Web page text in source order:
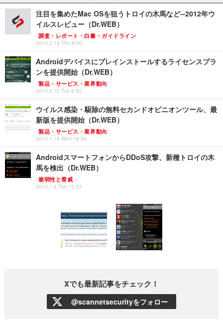
注目を集めたMac OSを狙うトロイの木馬など--2012年ウ
イルスレビュー（Dr.WEB）
調査・レポート・白書・ガイドライン
2013.2.14 Thu 8:00
Androidデバイスにプレインストールするライセンスプラ
ンを提供開始（Dr.WEB）
製品・サービス・業界動向
2013.2.12 Tue 8:00
ウイルス感染・駆除の無料セカンドオピニオンツール、最
新版を提供開始（Dr.WEB）
製品・サービス・業界動向
2013.1.16 Wed 18:59
AndroidスマートフォンからDDoS攻撃、新種トロイの木
馬を検出（Dr.WEB）
脆弱性と脅威
2013.1.8 Tue 15:23
Xでも最新記事をチェック！
@scannetsecurityをフォロー